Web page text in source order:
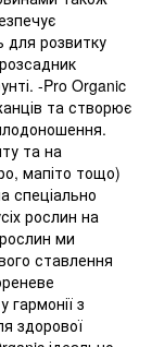
для розвитку
-Pro Organic
та створює
та на
мапіто тощо)
спеціально
рослин на
ми
ставлення
з
здорової